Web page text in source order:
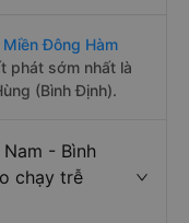
Đông Hàm
phát sớm nhất là
(Bình Định).
- Bình
chạy trễ